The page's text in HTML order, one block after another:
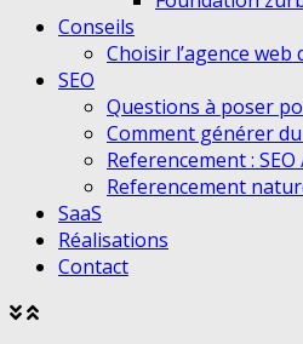
Conseils
Choisir l’agence
SEO
Questions à poser
Comment générer
Referencement : SEO
Referencement
SaaS
Réalisations
Contact
Agrandir
Réduire